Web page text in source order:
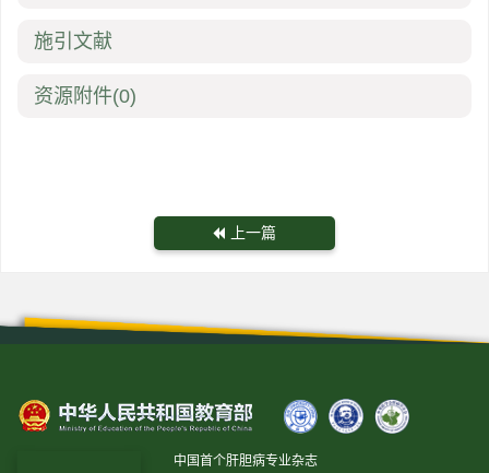
施引文献
资源附件(0)
上一篇
中国首个肝胆病专业杂志